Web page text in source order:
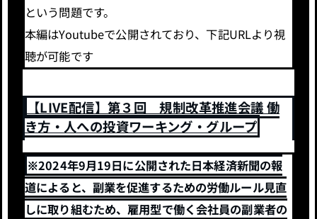
という問題です。
本編はYoutubeで公開されており、下記URLより視
聴が可能です
【LIVE配信】第３回 規制改革推進会議 働
き方・人への投資ワーキング・グループ
※2024年9月19日に公開された日本経済新聞の報
道によると、副業を促進するための労働ルール見直
しに取り組むため、雇用型で働く会社員の副業者の